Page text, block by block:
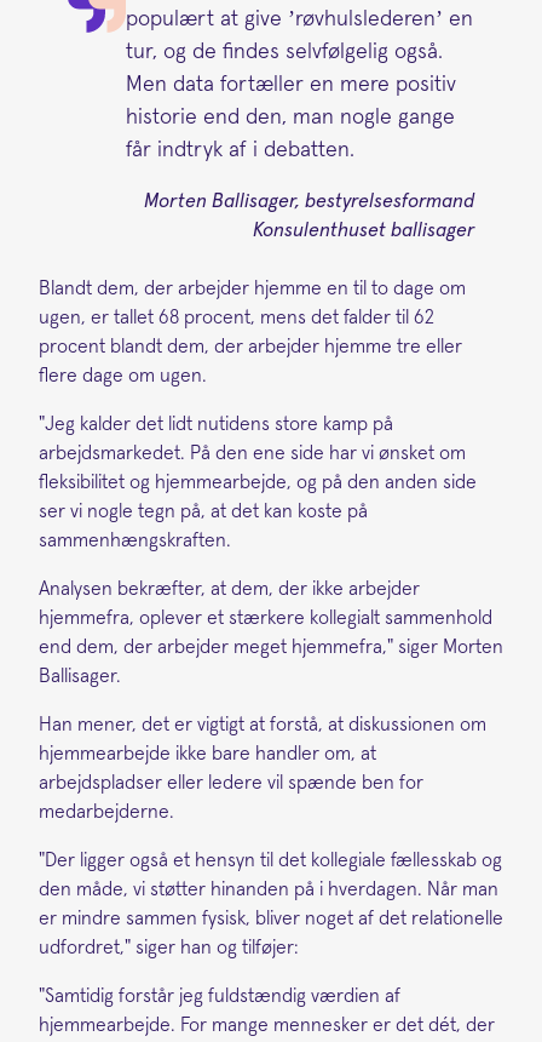
populært at give ’røvhulslederen’ en
tur, og de findes selvfølgelig også.
Men data fortæller en mere positiv
historie end den, man nogle gange
får indtryk af i debatten.
Morten Ballisager, bestyrelsesformand
Konsulenthuset ballisager
Blandt dem, der arbejder hjemme en til to dage om
ugen, er tallet 68 procent, mens det falder til 62
procent blandt dem, der arbejder hjemme tre eller
flere dage om ugen.
"Jeg kalder det lidt nutidens store kamp på
arbejdsmarkedet. På den ene side har vi ønsket om
fleksibilitet og hjemmearbejde, og på den anden side
ser vi nogle tegn på, at det kan koste på
sammenhængskraften.
Analysen bekræfter, at dem, der ikke arbejder
hjemmefra, oplever et stærkere kollegialt sammenhold
end dem, der arbejder meget hjemmefra," siger Morten
Ballisager.
Han mener, det er vigtigt at forstå, at diskussionen om
hjemmearbejde ikke bare handler om, at
arbejdspladser eller ledere vil spænde ben for
medarbejderne.
"Der ligger også et hensyn til det kollegiale fællesskab og
den måde, vi støtter hinanden på i hverdagen. Når man
er mindre sammen fysisk, bliver noget af det relationelle
udfordret," siger han og tilføjer:
"Samtidig forstår jeg fuldstændig værdien af
hjemmearbejde. For mange mennesker er det dét, der